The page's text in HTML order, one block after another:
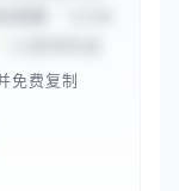
原材料成
免费复制